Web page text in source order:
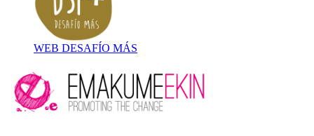
WEB DESAFÍO MÁS